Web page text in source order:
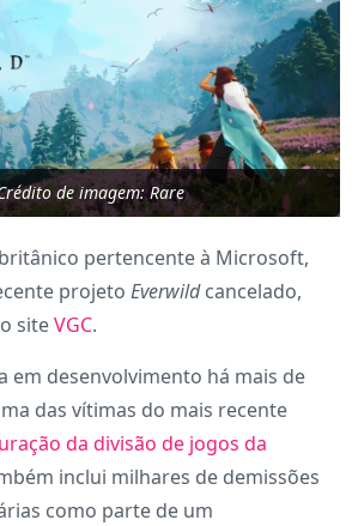
de imagem: Rare
pertencente à Microsoft,
projeto Everwildcancelado,
siteVGC.
em desenvolvimento há mais de
das vítimas do mais recente
da divisão de jogos da
inclui milhares de demissões
como parte de um